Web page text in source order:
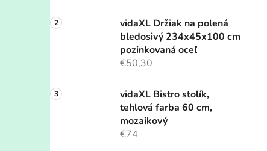
vidaXL Držiak na polená
bledosivý 234x45x100 cm
pozinkovaná oceľ
€50,30
vidaXL Bistro stolík,
tehlová farba 60 cm,
mozaikový
€74